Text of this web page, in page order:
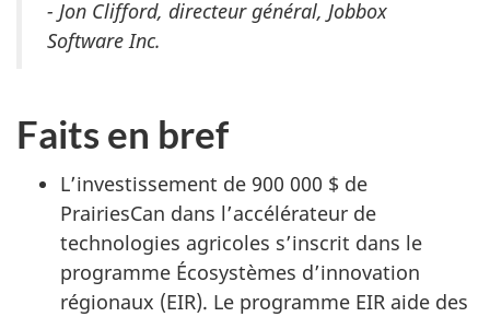
- Jon Clifford, directeur général, Jobbox
Software Inc.
Faits en bref
L’investissement de 900 000 $ de
PrairiesCan dans l’accélérateur de
technologies agricoles s’inscrit dans le
programme Écosystèmes d’innovation
régionaux (EIR). Le programme EIR aide des